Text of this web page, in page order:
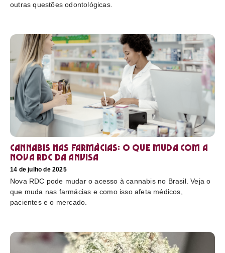
outras questões odontológicas.
Cannabis nas farmácias: o que muda com a
nova RDC da Anvisa
14 de julho de 2025
Nova RDC pode mudar o acesso à cannabis no Brasil. Veja o
que muda nas farmácias e como isso afeta médicos,
pacientes e o mercado.